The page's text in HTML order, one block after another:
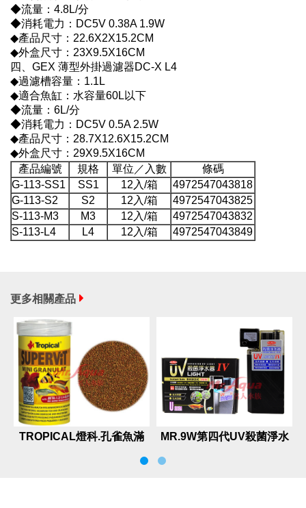
◆流量：4.8L/分
◆消耗電力：DC5V 0.38A 1.9W
◆產品尺寸：22.6X2X15.2CM
◆外盒尺寸：23X9.5X16CM
四、GEX 薄型外掛過濾器DC-X L4
◆過濾槽容量：1.1L
◆適合魚缸：水容量60L以下
◆流量：6L/分
◆消耗電力：DC5V 0.5A 2.5W
◆產品尺寸：28.7X12.6X15.2CM
◆外盒尺寸：29X9.5X16CM
產品編號
規格 單位／入數
條碼
G-113-SS1
SS1 12入/箱
4972547043818
G-113-S2
S2 12入/箱
4972547043825
S-113-M3
M3 12入/箱
4972547043832
S-113-L4
L4 12入/箱 4972547043849
更多相關產品
TROPICAL燈科.孔雀魚滿
MR.9W第四代UV殺菌淨水